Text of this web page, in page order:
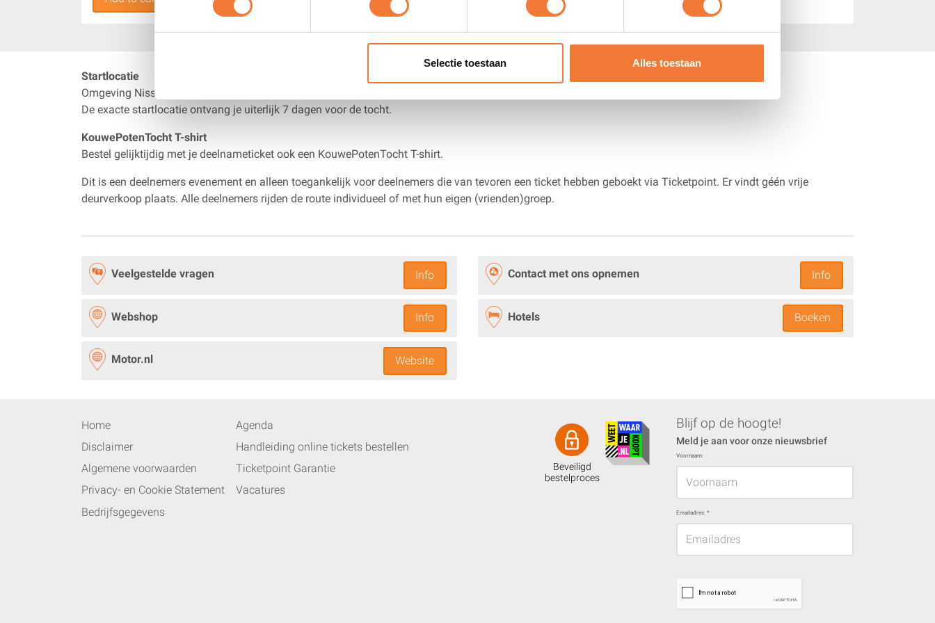
Selectie toestaan Alles toestaan
volledig verzorgd diner. Ons motto is dat iedere motorrijder na een clubtocht een kilo zwaarder huiswaarts moet keren.
Zin om mee te rijden? Schrijf je snel in!
Ticketpointis het officiële verkooppunt voor tickets vande KouwePotenTocht 2026.
Startlocatie
Omgeving Nissewaard / Spijkenisse
De exacte startlocatie ontvang je uiterlijk 7 dagen voor de tocht.
KouwePotenTocht T-shirt
Bestel gelijktijdig met je deelnameticket ook een KouwePotenTocht T-shirt.
Dit is een deelnemers evenement en alleen toegankelijk voor deelnemers die van tevoren een ticket hebben geboekt via Ticketpoint. Er vindt géén vrije
deurverkoop plaats. Alle deelnemers rijden de route individueel of met hun eigen (vrienden)groep.
Veelgestelde vragen Info Contact met ons opnemen Info
Webshop Info Hotels Boeken
Motor.nl Website
Home
Agenda
Disclaimer
Handleiding online tickets bestellen
Algemene voorwaarden
Ticketpoint Garantie
Privacy- en Cookie Statement
Vacatures
Bedrijfsgegevens
Beveiligd
bestelproces
Blijf op de hoogte!
Meld je aan voor onze nieuwsbrief
Voornaam:
Emailadres: *